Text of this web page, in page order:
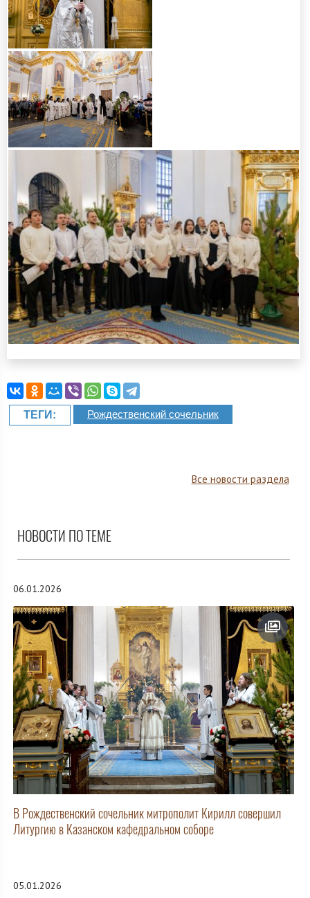
ТЕГИ: Рождественский сочельник
Все новости раздела
НОВОСТИ ПО ТЕМЕ
06.01.2026
В Рождественский сочельник митрополит Кирилл совершил
Литургию в Казанском кафедральном соборе
05.01.2026